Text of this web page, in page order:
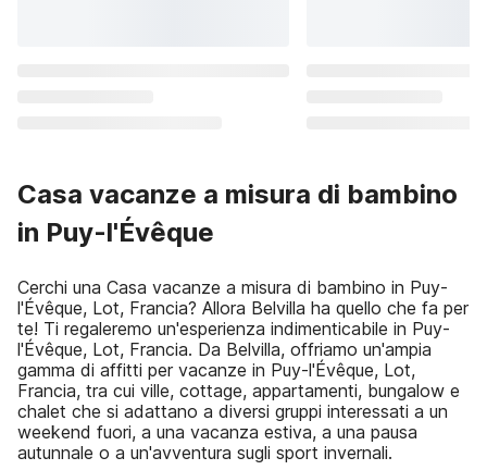
Casa vacanze a misura di bambino
in Puy-l'Évêque
Cerchi una Casa vacanze a misura di bambino in Puy-
l'Évêque, Lot, Francia? Allora Belvilla ha quello che fa per
te! Ti regaleremo un'esperienza indimenticabile in Puy-
l'Évêque, Lot, Francia. Da Belvilla, offriamo un'ampia
gamma di affitti per vacanze in Puy-l'Évêque, Lot,
Francia, tra cui ville, cottage, appartamenti, bungalow e
chalet che si adattano a diversi gruppi interessati a un
weekend fuori, a una vacanza estiva, a una pausa
autunnale o a un'avventura sugli sport invernali.